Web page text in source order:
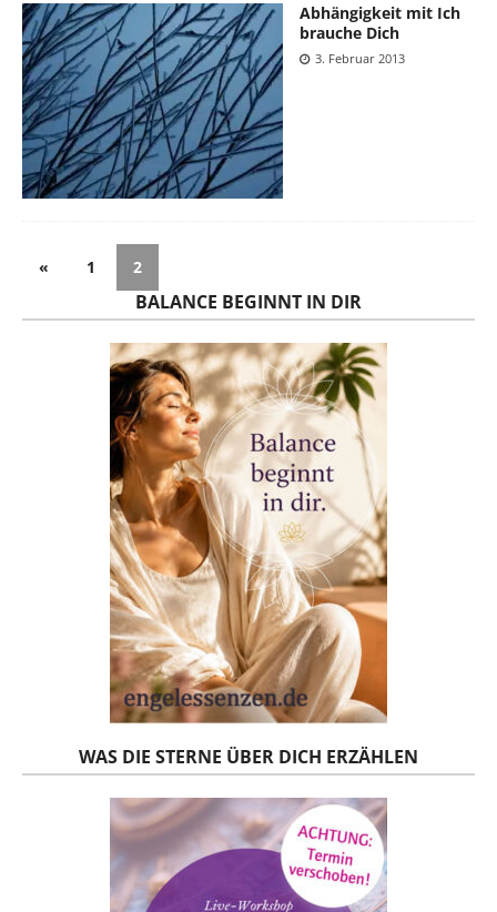
Abhängigkeit mit Ich
brauche Dich
3. Februar 2013
« 1 2
BALANCE BEGINNT IN DIR
WAS DIE STERNE ÜBER DICH ERZÄHLEN